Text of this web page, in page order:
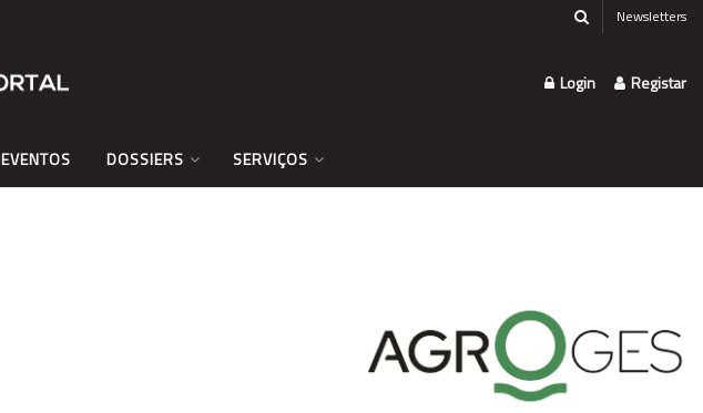
Newsletters
Login Registar
EVENTOS DOSSIERS SERVIÇOS